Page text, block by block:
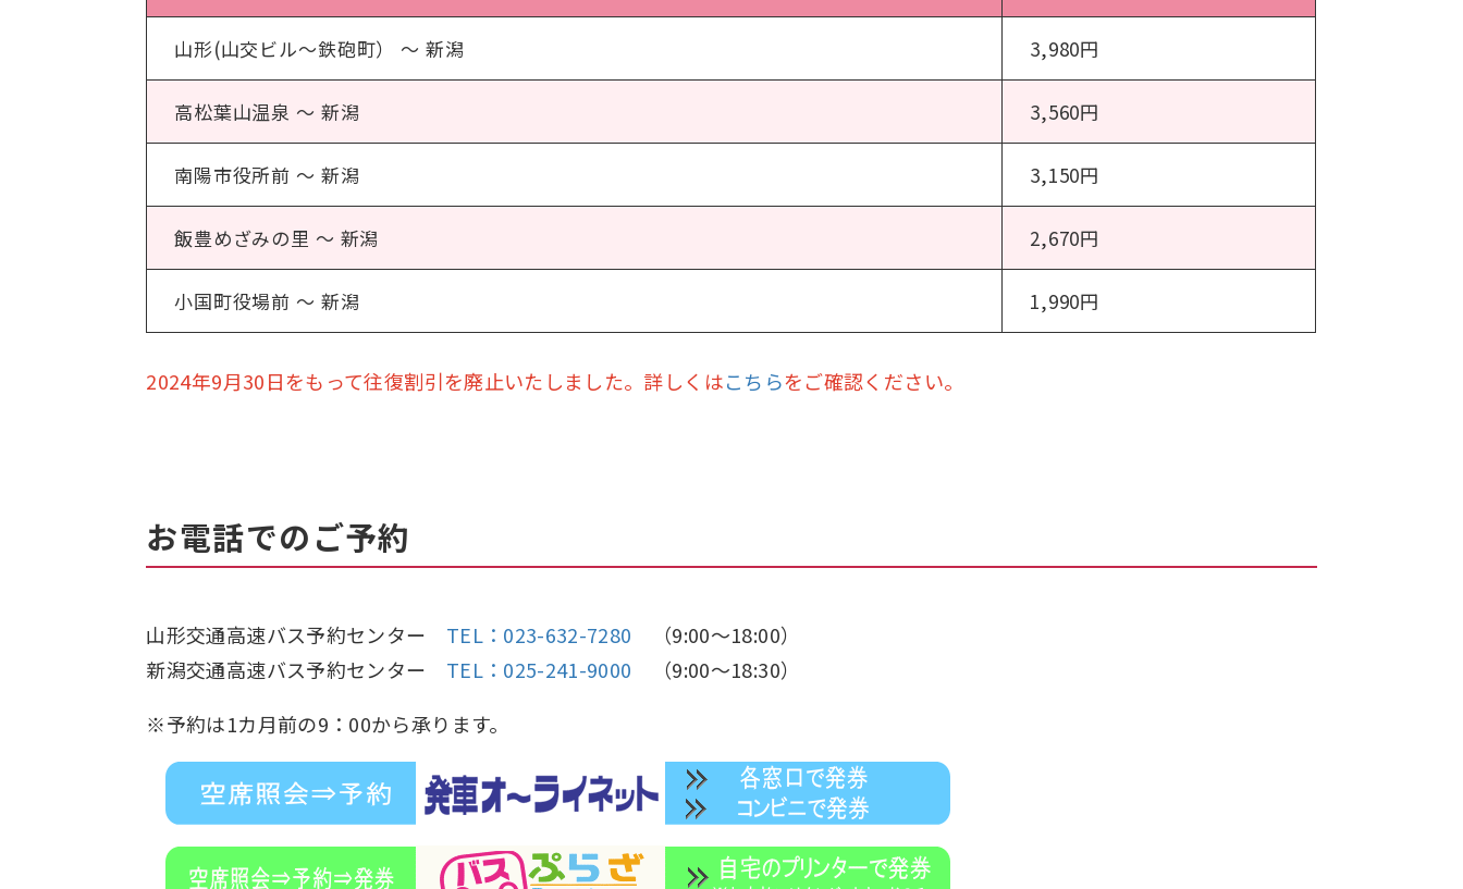
山形(山交ビル～鉄砲町） ～ 新潟 3,980円
高松葉山温泉 ～ 新潟 3,560円
南陽市役所前 ～ 新潟 3,150円
飯豊めざみの里 ～ 新潟 2,670円
小国町役場前 ～ 新潟 1,990円
2024年9月30日をもって往復割引を廃止いたしました。詳しくはこちらをご確認ください。
お電話でのご予約
山形交通高速バス予約センター TEL：023-632-7280 （9:00～18:00）
新潟交通高速バス予約センター TEL：025-241-9000 （9:00～18:30）
※予約は1カ月前の9：00から承ります。